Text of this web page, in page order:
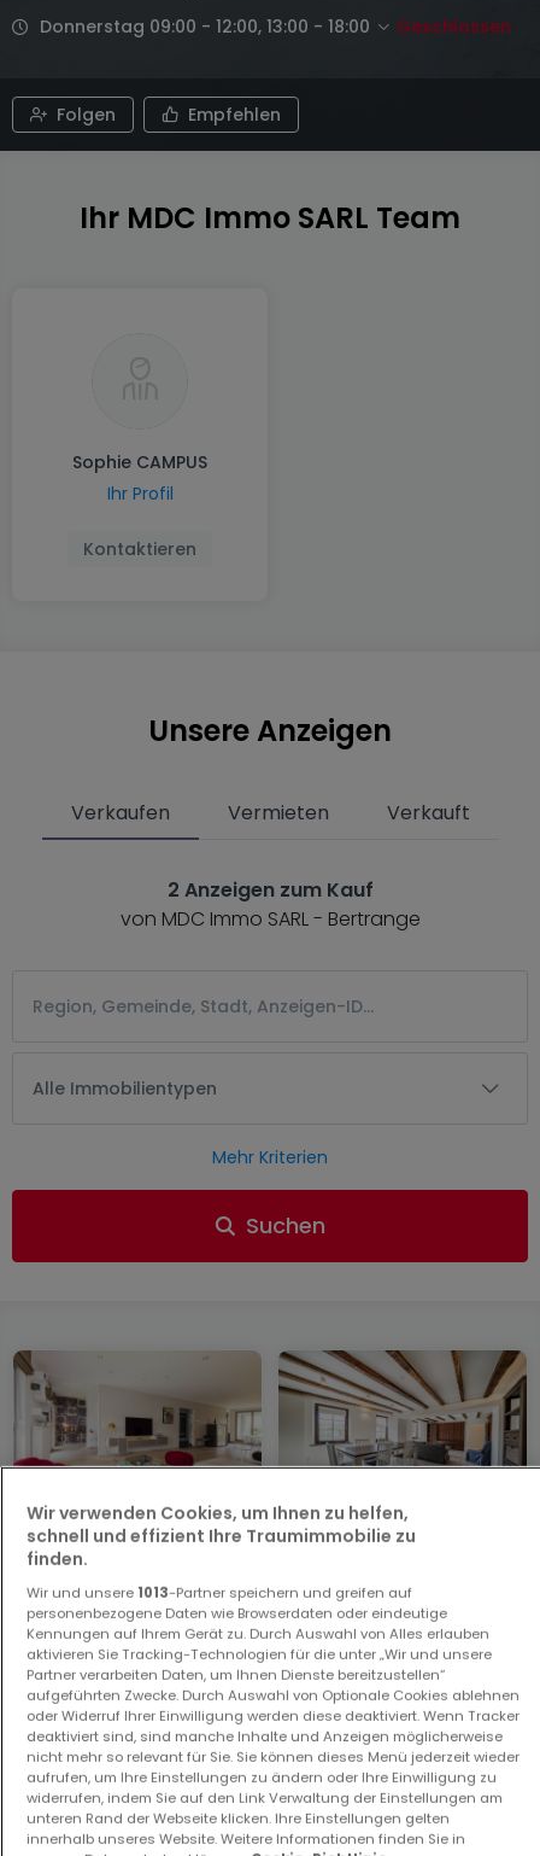
Donnerstag 09:00 - 12:00, 13:00 - 18:00 Geschlossen
Folgen Empfehlen
Ihr MDC Immo SARL Team
Sophie CAMPUS
Ihr Profil
Kontaktieren
Unsere Anzeigen
Verkaufen Vermieten Verkauft
2 Anzeigen zum Kauf
von MDC Immo SARL - Bertrange
Alle Immobilientypen
Mehr Kriterien
Suchen
Wohnung
Goetzingen
995.000 €
3 162 m²
Haus
995.000 €
4 181 m²
Über MDC Immo SARL
Wir verwenden Cookies, um Ihnen zu helfen,
schnell und effizient Ihre Traumimmobilie zu
finden.
Wir und unsere 1013-Partner speichern und greifen auf
personenbezogene Daten wie Browserdaten oder eindeutige
Kennungen auf Ihrem Gerät zu. Durch Auswahl von Alles erlauben
aktivieren Sie Tracking-Technologien für die unter „Wir und unsere
Partner verarbeiten Daten, um Ihnen Dienste bereitzustellen“
aufgeführten Zwecke. Durch Auswahl von Optionale Cookies ablehnen
oder Widerruf Ihrer Einwilligung werden diese deaktiviert. Wenn Tracker
deaktiviert sind, sind manche Inhalte und Anzeigen möglicherweise
nicht mehr so relevant für Sie. Sie können dieses Menü jederzeit wieder
aufrufen, um Ihre Einstellungen zu ändern oder Ihre Einwilligung zu
widerrufen, indem Sie auf den Link Verwaltung der Einstellungen am
unteren Rand der Webseite klicken. Ihre Einstellungen gelten
innerhalb unseres Website. Weitere Informationen finden Sie in